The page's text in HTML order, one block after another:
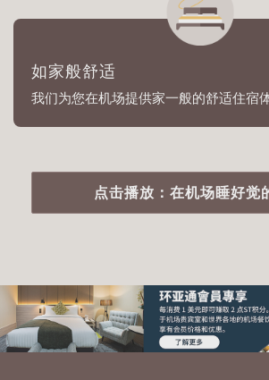
如家般舒适
我们为您在机场提供家一般的舒适住宿体
点击播放：在机场睡好觉